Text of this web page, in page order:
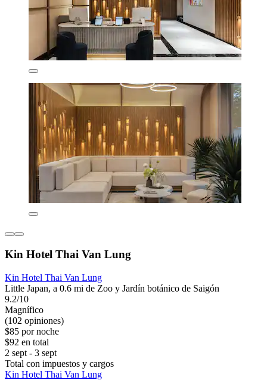
Kin Hotel Thai Van Lung
Kin Hotel Thai Van Lung
Little Japan, a 0.6 mi de Zoo y Jardín botánico de Saigón
9.2/10
Magnífico
(102 opiniones)
$85 por noche
$92 en total
2 sept - 3 sept
Total con impuestos y cargos
Kin Hotel Thai Van Lung